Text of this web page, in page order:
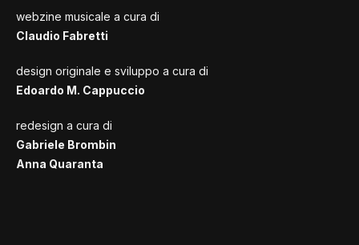
webzine musicale a cura di
Claudio Fabretti
design originale e sviluppo a cura di
Edoardo M. Cappuccio
redesign a cura di
Gabriele Brombin
Anna Quaranta